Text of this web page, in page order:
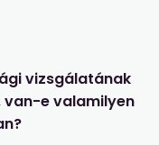
vizsgálatának
van-e valamilyen